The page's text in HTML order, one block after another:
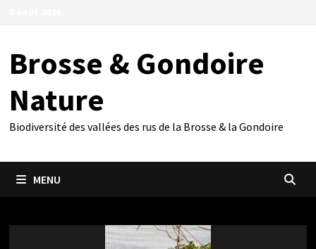
Brosse & Gondoire
Nature
Biodiversité des vallées des rus de la Brosse & la Gondoire
MENU